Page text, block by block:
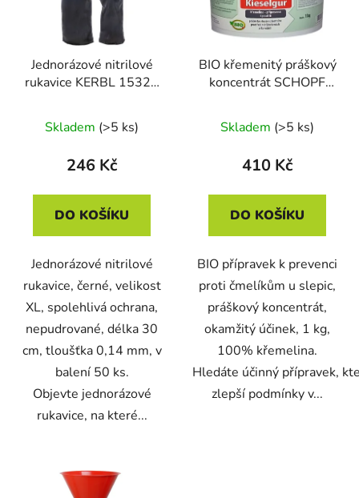
Jednorázové nitrilové
rukavice KERBL 15323
vel. XL, d. 30cm, tl.
0,14mm, nepudrované,
Skladem (>5 ks)
246 Kč
DO KOŠÍKU
Jednorázové nitrilové
rukavice, černé, velikost
XL, spolehlivá ochrana,
nepudrované, délka 30
cm, tloušťka 0,14 mm, v
balení 50 ks.
Objevte jednorázové
rukavice, na které...
BIO křemenitý práškový
koncentrát SCHOPF
1 kg
Skladem (>5 ks)
410 Kč
DO KOŠÍKU
BIO přípravek k prevenci
proti čmelíkům u slepic,
práškový koncentrát,
okamžitý účinek, 1 kg,
100% křemelina.
Hledáte účinný přípravek,
zlepší podmínky v...